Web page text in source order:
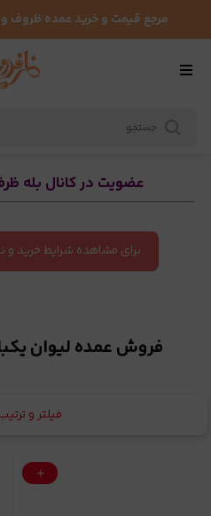
مرجع قیمت و خرید عمده ظروف
عضویت در کانال بله
برای مشاهده شرایط خرید و
فروش عمده لیوان
فیلتر و